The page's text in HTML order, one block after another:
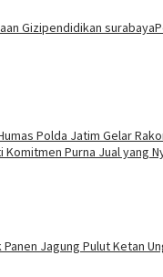
Gizipendidikan surabaya
Polda Jatim Gelar
Komitmen Purna Jual yang
Jagung Pulut Ketan